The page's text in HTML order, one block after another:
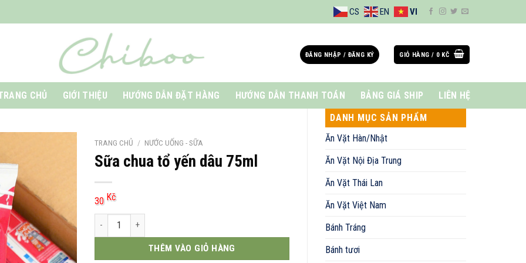
CS EN VI
ĐĂNG NHẬP / ĐĂNG KÝ GIỎ HÀNG / 0 KČ
CHỦ GIỚI THIỆU HƯỚNG DẪN ĐẶT HÀNG HƯỚNG DẪN THANH TOÁN BẢNG GIÁ SHIP
LIÊN HỆ
DANH MỤC SẢN PHẨM
Ăn Vặt Hàn/Nhật
Ăn Vặt Nội Địa Trung
Ăn Vặt Thái Lan
Ăn Vặt Việt Nam
Bánh Tráng
Bánh tươi
TRANG CHỦ / NƯỚC UỐNG - SỮA
Sữa chua tổ yến dâu 75ml
30 Kč
Sữa chua tổ yến dâu 75ml số lượng
THÊM VÀO GIỎ HÀNG